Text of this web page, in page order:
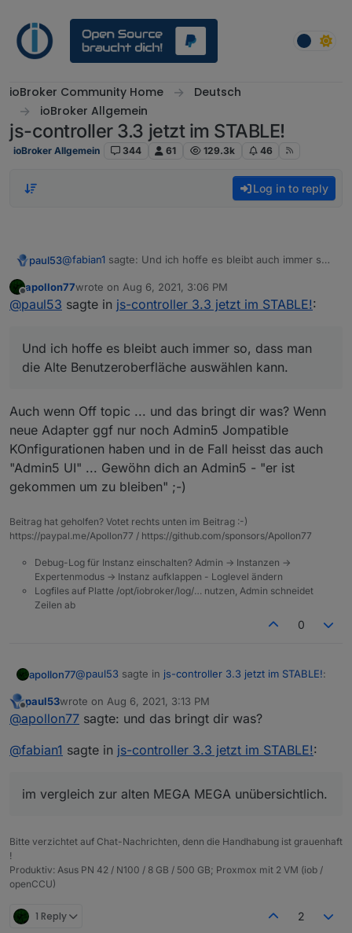
ioBroker Community Home
Deutsch
ioBroker Allgemein
js-controller 3.3 jetzt im STABLE!
ioBroker Allgemein 344 61 129.3k 46
Log in to reply
paul53@fabian1 sagte: Und ich hoffe es bleibt auch immer so,
Dito.
Offline
apollon77wrote on Aug 6, 2021, 3:06 PM
last edited by
@paul53 sagte in js-controller 3.3 jetzt im STABLE!:
Und ich hoffe es bleibt auch immer so, dass man
die Alte Benutzeroberfläche auswählen kann.
Auch wenn Off topic ... und das bringt dir was? Wenn
neue Adapter ggf nur noch Admin5 Jompatible
KOnfigurationen haben und in de Fall heisst das auch
"Admin5 UI" ... Gewöhn dich an Admin5 - "er ist
gekommen um zu bleiben" ;-)
Beitrag hat geholfen? Votet rechts unten im Beitrag :-)
https://paypal.me/Apollon77 / https://github.com/sponsors/Apollon77
Debug-Log für Instanz einschalten? Admin -> Instanzen ->
Expertenmodus -> Instanz aufklappen - Loglevel ändern
Logfiles auf Platte /opt/iobroker/log/… nutzen, Admin schneidet
Zeilen ab
0
apollon77@paul53 sagte in js-controller 3.3 jetzt im STABLE!:
Und ich hoffe es bleibt auch immer so, dass
kann.
Auch wenn Off topic ... und das bringt dir was?
Wenn neue Adapter ggf nur noch Admin5
heisst das auch "Admin5 UI" ... Gewöhn dich an
Offline
paul53wrote on Aug 6, 2021, 3:13 PM
last edited by
@apollon77 sagte: und das bringt dir was?
@fabian1 sagte in js-controller 3.3 jetzt im STABLE!:
im vergleich zur alten MEGA MEGA unübersichtlich.
Bitte verzichtet auf Chat-Nachrichten, denn die Handhabung ist grauenhaft
!
Produktiv: Asus PN 42 / N100 / 8 GB / 500 GB; Proxmox mit 2 VM (iob /
openCCU)
1 Reply 2